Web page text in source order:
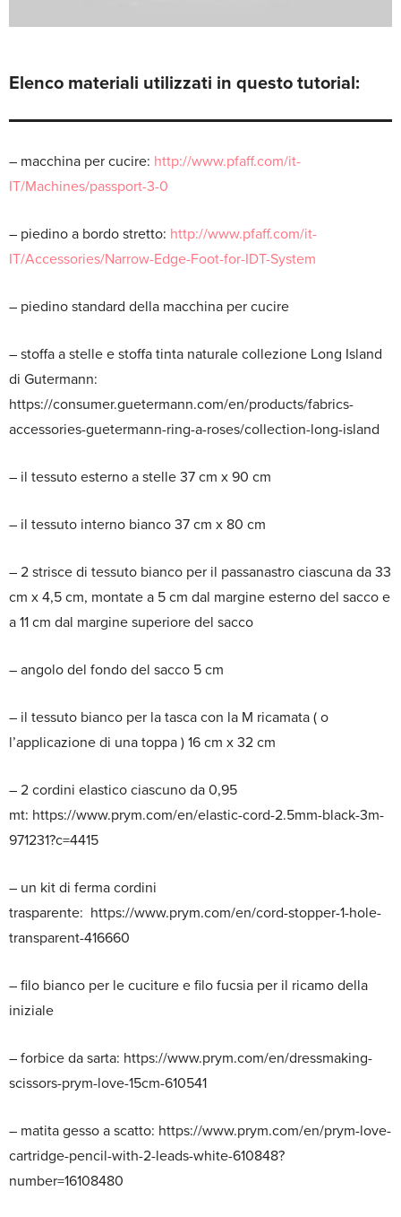
Elenco materiali utilizzati in questo tutorial:
– macchina per cucire: http://www.pfaff.com/it-
IT/Machines/passport-3-0
– piedino a bordo stretto: http://www.pfaff.com/it-
IT/Accessories/Narrow-Edge-Foot-for-IDT-System
– piedino standard della macchina per cucire
– stoffa a stelle e stoffa tinta naturale collezione Long Island
di Gutermann:
https://consumer.guetermann.com/en/products/fabrics-
accessories-guetermann-ring-a-roses/collection-long-island
– il tessuto esterno a stelle 37 cm x 90 cm
– il tessuto interno bianco 37 cm x 80 cm
– 2 strisce di tessuto bianco per il passanastro ciascuna da 33
cm x 4,5 cm, montate a 5 cm dal margine esterno del sacco e
a 11 cm dal margine superiore del sacco
– angolo del fondo del sacco 5 cm
– il tessuto bianco per la tasca con la M ricamata ( o
l’applicazione di una toppa ) 16 cm x 32 cm
– 2 cordini elastico ciascuno da 0,95
mt: https://www.prym.com/en/elastic-cord-2.5mm-black-3m-
971231?c=4415
– un kit di ferma cordini
trasparente: https://www.prym.com/en/cord-stopper-1-hole-
transparent-416660
– filo bianco per le cuciture e filo fucsia per il ricamo della
iniziale
– forbice da sarta: https://www.prym.com/en/dressmaking-
scissors-prym-love-15cm-610541
– matita gesso a scatto: https://www.prym.com/en/prym-love-
cartridge-pencil-with-2-leads-white-610848?
number=16108480